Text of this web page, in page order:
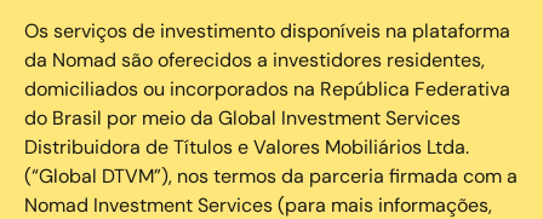
Os serviços de investimento disponíveis na plataforma
da Nomad são oferecidos a investidores residentes,
domiciliados ou incorporados na República Federativa
do Brasil por meio da Global Investment Services
Distribuidora de Títulos e Valores Mobiliários Ltda.
(“Global DTVM”), nos termos da parceria firmada com a
Nomad Investment Services (para mais informações,